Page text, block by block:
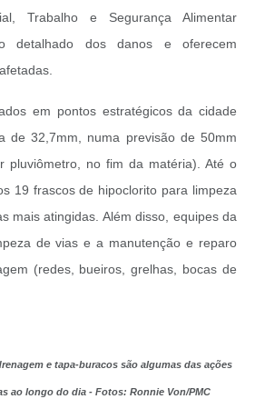
Trabalho e Segurança Alimentar
detalhado dos danos e oferecem
em pontos estratégicos da cidade
de 32,7mm, numa previsão de 50mm
pluviômetro, no fim da matéria). Até o
19 frascos de hipoclorito para limpeza
mais atingidas. Além disso, equipes da
de vias e a manutenção e reparo
(redes, bueiros, grelhas, bocas de
e tapa-buracos são algumas das ações
ao longo do dia - Fotos: Ronnie Von/PMC